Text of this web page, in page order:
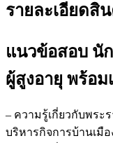
รายละเอียดสิ
แนวข้อสอบ นั
ผู้สูงอายุ พร้อม
– ความรู้เกี่ยวกับพร
บริหารกิจการบ้านเมื